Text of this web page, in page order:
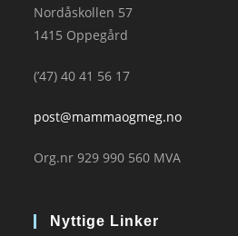
Nordåskollen 57
1415 Oppegård
(’47) 40 41 56 17
post@mammaogmeg.no
Org.nr 929 990 560 MVA
Nyttige Linker